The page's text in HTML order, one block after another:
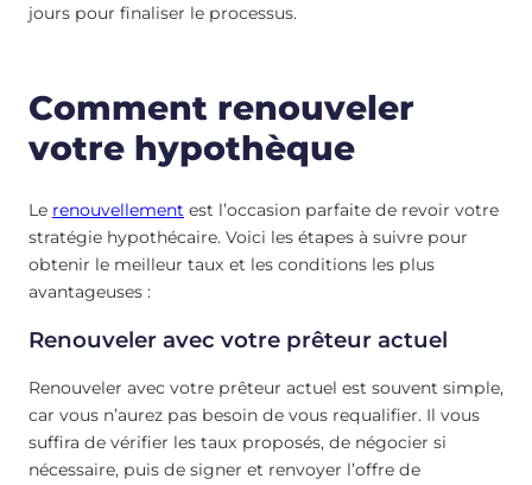
jours pour finaliser le processus.
Comment renouveler
votre hypothèque
Le renouvellement est l’occasion parfaite de revoir votre
stratégie hypothécaire. Voici les étapes à suivre pour
obtenir le meilleur taux et les conditions les plus
avantageuses :
Renouveler avec votre prêteur actuel
Renouveler avec votre prêteur actuel est souvent simple,
car vous n’aurez pas besoin de vous requalifier. Il vous
suffira de vérifier les taux proposés, de négocier si
nécessaire, puis de signer et renvoyer l’offre de